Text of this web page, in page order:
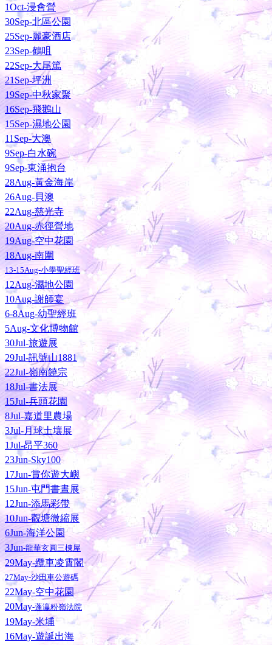
1Oct-浸會營
30Sep-北區公園
25Sep-麗豪酒店
23Sep-鶴咀
22Sep-大尾篤
21Sep-坪洲
19Sep-中秋家聚
16Sep-飛鵝山
15Sep-濕地公園
11Sep-大澳
9Sep-白水碗
9Sep-東涌抱台
28Aug-黃金海岸
26Aug-貝澳
22Aug-慈光寺
20Aug-赤徑營地
19Aug-空中花園
18Aug-南圍
13-15Aug-小學聖經班
12Aug-濕地公園
10Aug-謝師宴
6-8Aug-幼聖經班
5Aug-文化博物館
30Jul-旅遊展
29Jul-訊號山1881
22Jul-嶺南饒宗
18Jul-書法展
15Jul-兵頭花園
8Jul-嘉道里農場
3Jul-月球土壤展
1Jul-昂平360
23Jun-Sky100
17Jun-賞你遊大嶼
15Jun-屯門書晝展
12Jun-添馬彩帶
10Jun-觀塘微縮展
6Jun-海洋公園
3Jun-龍華玄圓三棟屋
29May-纜車凌霄閣
27May-沙田車公遊碼
22May-空中花園
20May-蓬瀛粉嶺法院
19May-米埔
16May-遊誕出海